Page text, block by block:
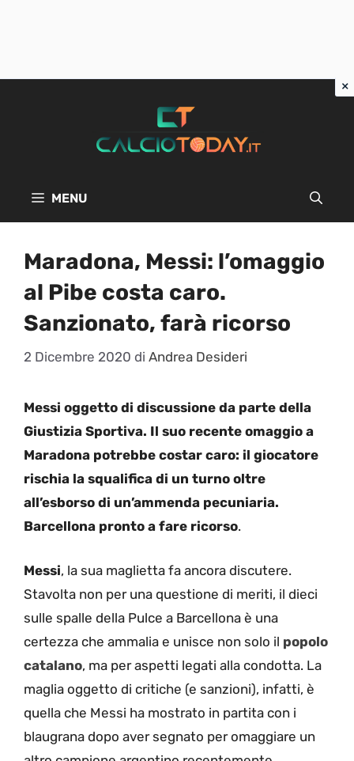
MENU
Maradona, Messi: l’omaggio
al Pibe costa caro.
Sanzionato, farà ricorso
2 Dicembre 2020 di Andrea Desideri
Messi oggetto di discussione da parte della
Giustizia Sportiva. Il suo recente omaggio a
Maradona potrebbe costar caro: il giocatore
rischia la squalifica di un turno oltre
all’esborso di un’ammenda pecuniaria.
Barcellona pronto a fare ricorso.
Messi, la sua maglietta fa ancora discutere.
Stavolta non per una questione di meriti, il dieci
sulle spalle della Pulce a Barcellona è una
certezza che ammalia e unisce non solo il popolo
catalano, ma per aspetti legati alla condotta. La
maglia oggetto di critiche (e sanzioni), infatti, è
quella che Messi ha mostrato in partita con i
blaugrana dopo aver segnato per omaggiare un